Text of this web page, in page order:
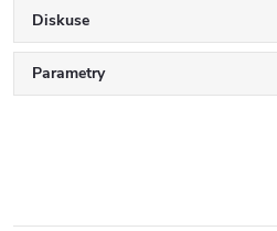
Diskuse
Parametry